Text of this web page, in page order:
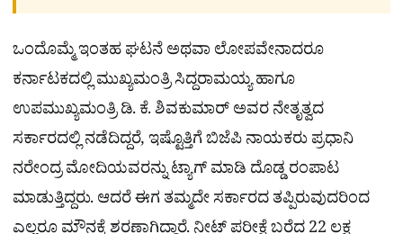
ಒಂದೊಮ್ಮೆ ಇಂತಹ ಘಟನೆ ಅಥವಾ ಲೋಪವೇನಾದರೂ
ಕರ್ನಾಟಕದಲ್ಲಿ ಮುಖ್ಯಮಂತ್ರಿ ಸಿದ್ದರಾಮಯ್ಯ ಹಾಗೂ
ಉಪಮುಖ್ಯಮಂತ್ರಿ ಡಿ. ಕೆ. ಶಿವಕುಮಾರ್ ಅವರ ನೇತೃತ್ವದ
ಸರ್ಕಾರದಲ್ಲಿ ನಡೆದಿದ್ದರೆ, ಇಷ್ಟೊತ್ತಿಗೆ ಬಿಜೆಪಿ ನಾಯಕರು ಪ್ರಧಾನಿ
ನರೇಂದ್ರ ಮೋದಿಯವರನ್ನು ಟ್ಯಾಗ್ ಮಾಡಿ ದೊಡ್ಡ ರಂಪಾಟ
ಮಾಡುತ್ತಿದ್ದರು. ಆದರೆ ಈಗ ತಮ್ಮದೇ ಸರ್ಕಾರದ ತಪ್ಪಿರುವುದರಿಂದ